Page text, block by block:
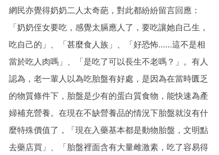
網民亦覺得奶奶二人太奇葩，對此都紛紛留言回應：
「奶奶侄女要吃，感覺太膈應人了，要吃讓她自己生，
吃自己的」、「甚麼食人族」、「好恐怖……這不是相
當於吃人肉嗎」、「是吃了可以長生不老嗎？」。有人
認為，老一輩人以為吃胎盤有好處，是因為在當時匱乏
的物質條件下，胎盤是少有的蛋白質食物，能快速為產
婦補充營養。在現在不缺營養品的情況下胎盤就沒有什
麼特殊價值了，「現在入藥基本都是動物胎盤，文明點
去藥店買」、「胎盤裡面含有大量雌激素，吃了容易得